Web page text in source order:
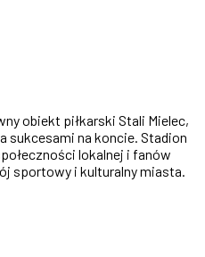
obiekt piłkarski Stali Mielec,
sukcesami na koncie. Stadion
lokalnej i fanów
sportowy i kulturalny miasta.